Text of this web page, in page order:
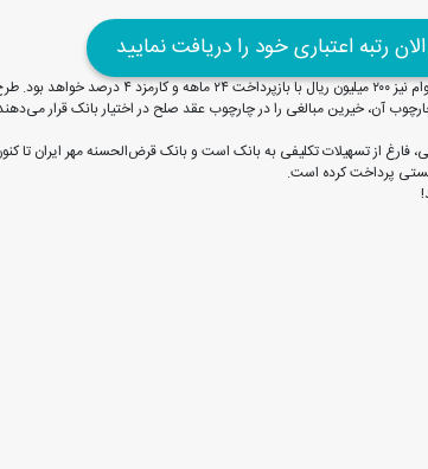
رتبه اعتباری خود را دریافت نمایید
مجموع این تسهیلات تا سقف ۱۰۰۰ میلیارد ریال و سقف فردی هر وام
آن، خیرین مبالغی را در چارچوب عقد صلح در اختیار بانک قرار می‌دهند